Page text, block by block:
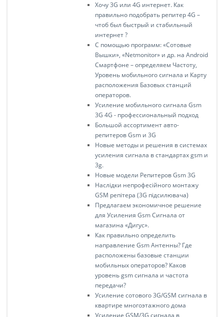
Хочу 3G или 4G интернет. Как
правильно подобрать репитер 4G –
чтоб был быстрый и стабильный
интернет ?
С помощью программ: «Сотовые
Вышки», «Netmonitor» и др. на Android
Смартфоне – определяем Частоту,
Уровень мобильного сигнала и Карту
расположения Базовых станций
операторов.
Усиление мобильного сигнала Gsm
3G 4G - профессиональный подход
Большой ассортимент авто-
репитеров Gsm и 3G
Новые методы и решения в системах
усиления сигнала в стандартах gsm и
3g.
Новые модели Репитеров Gsm 3G
Наслідки непрофесійного монтажу
GSM репітера (3G підсилювача)
Предлагаем экономичное решение
для Усиления Gsm Сигнала от
магазина «Дигус».
Как правильно определить
направление Gsm Антенны? Где
расположены базовые станции
мобильных операторов? Каков
уровень gsm сигнала и частота
передачи?
Усиление сотового 3G/GSM сигнала в
квартире многоэтажного дома